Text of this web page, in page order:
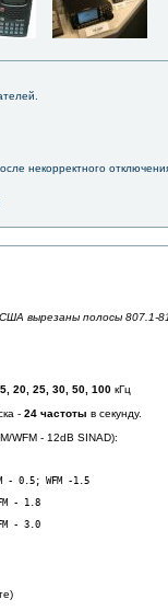
некорректного
США вырезаны полосы 807.1-
20, 25, 30, 50, 100 кГц
- 24 частоты в секунду.
WFM - 12dB SINAD):
- 3.0